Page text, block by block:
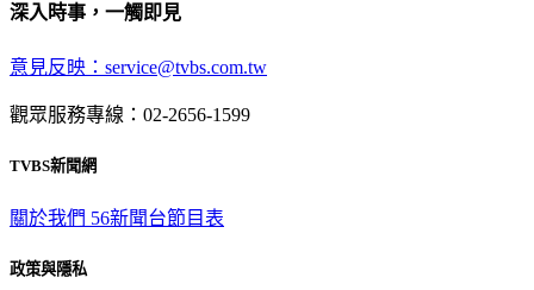
深入時事，一觸即見
意見反映：service@tvbs.com.tw
觀眾服務專線：02-2656-1599
TVBS新聞網
關於我們 56新聞台節目表
政策與隱私